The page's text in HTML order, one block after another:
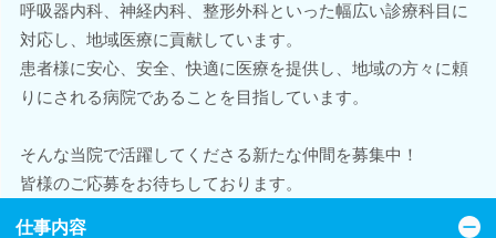
呼吸器内科、神経内科、整形外科といった幅広い診療科目に
対応し、地域医療に貢献しています。
患者様に安心、安全、快適に医療を提供し、地域の方々に頼
りにされる病院であることを目指しています。
そんな当院で活躍してくださる新たな仲間を募集中！
皆様のご応募をお待ちしております。
仕事内容